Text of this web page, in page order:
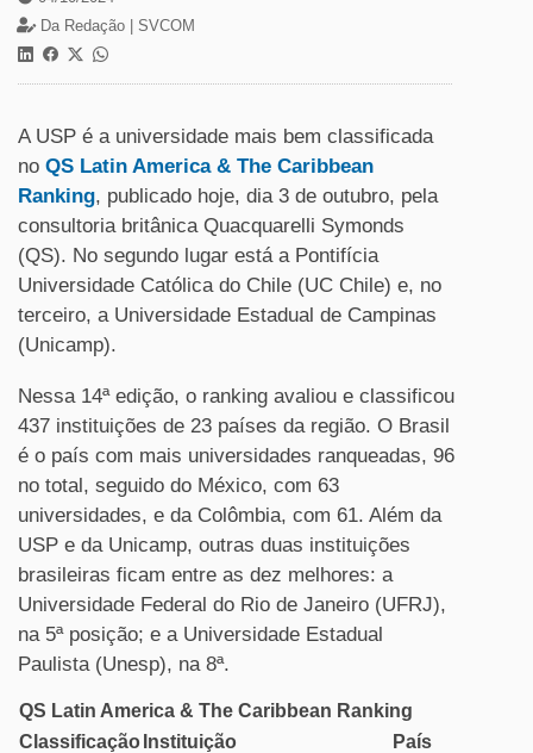
Da Redação | SVCOM
A USP é a universidade mais bem classificada
no QS Latin America & The Caribbean
Ranking, publicado hoje, dia 3 de outubro, pela
consultoria britânica Quacquarelli Symonds
(QS). No segundo lugar está a Pontifícia
Universidade Católica do Chile (UC Chile) e, no
terceiro, a Universidade Estadual de Campinas
(Unicamp).
Nessa 14ª edição, o ranking avaliou e classificou
437 instituições de 23 países da região. O Brasil
é o país com mais universidades ranqueadas, 96
no total, seguido do México, com 63
universidades, e da Colômbia, com 61. Além da
USP e da Unicamp, outras duas instituições
brasileiras ficam entre as dez melhores: a
Universidade Federal do Rio de Janeiro (UFRJ),
na 5ª posição; e a Universidade Estadual
Paulista (Unesp), na 8ª.
QS Latin America & The Caribbean Ranking
Classificação Instituição País